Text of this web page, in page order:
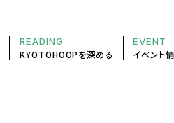
READING
KYOTOHOOPを深める
EVENT
イベント